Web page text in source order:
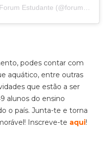
Uma publicação partilhada por Forum Estudante (@forumestudante)
podes contar com
aquático, entre outras
que estão a ser
alunos do ensino
o país. Junta-te e torna
Inscreve-te aqui!